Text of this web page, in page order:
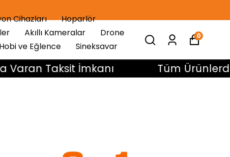
Cihazları
Hoparlör
Akıllı Kameralar
Drone
Hobi ve Eğlence
Sineksavar
0
Taksit İmkanı Tüm Ürünlerde 4